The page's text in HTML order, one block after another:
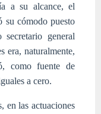
a su alcance, el
su cómodo puesto
general
era, naturalmente,
como fuente de
a cero.
en las actuaciones